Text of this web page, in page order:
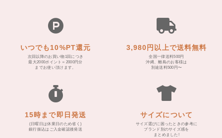
いつでも10%PT還元
次回以降のお買い物1回につき
最大2000ポイント＝2000円分
までお使い頂けます。
3,980円以上で送料無料
全国一律送料500円
沖縄、離島のお客様は
別途送料500円〜
15時まで即日発送
(日曜日は休業日のため省く)
銀行振込はご入金確認後発送
サイズについて
サイズ選びに困ったときの参考に
ブランド別のサイズ感を
まとめました!